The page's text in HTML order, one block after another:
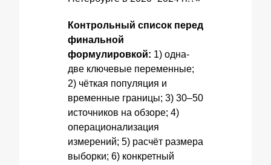
Контрольный список перед
финальной
формулировкой: 1) одна-
две ключевые переменные;
2) чёткая популяция и
временные границы; 3) 30–50
источников на обзоре; 4)
операционализация
измерений; 5) расчёт размера
выборки; 6) конкретный